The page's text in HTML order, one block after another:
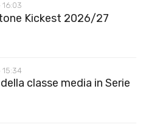
Kickest 2026/27
classe media in Serie